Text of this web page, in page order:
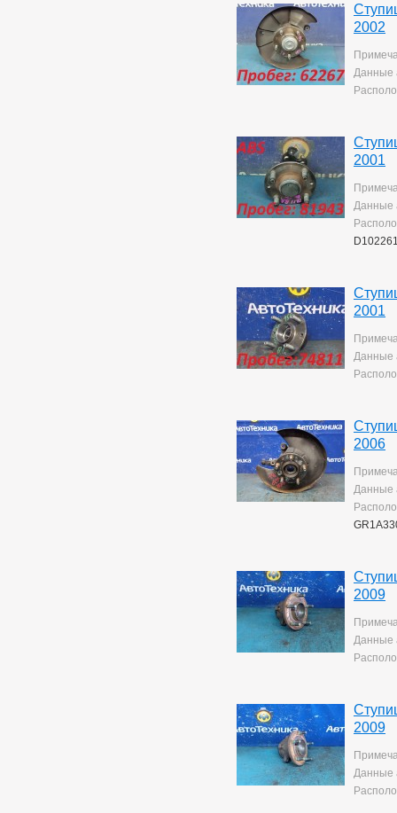
2002
Данные
2001
Данные
2001
Данные
2006
Данные
2009
Данные
2009
Данные